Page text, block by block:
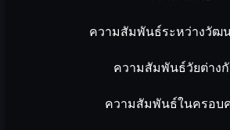
ความสัมพันธ์ระหว่างวัฒ
ความสัมพันธ์วัยต่าง
ความสัมพันธ์ในครอบ